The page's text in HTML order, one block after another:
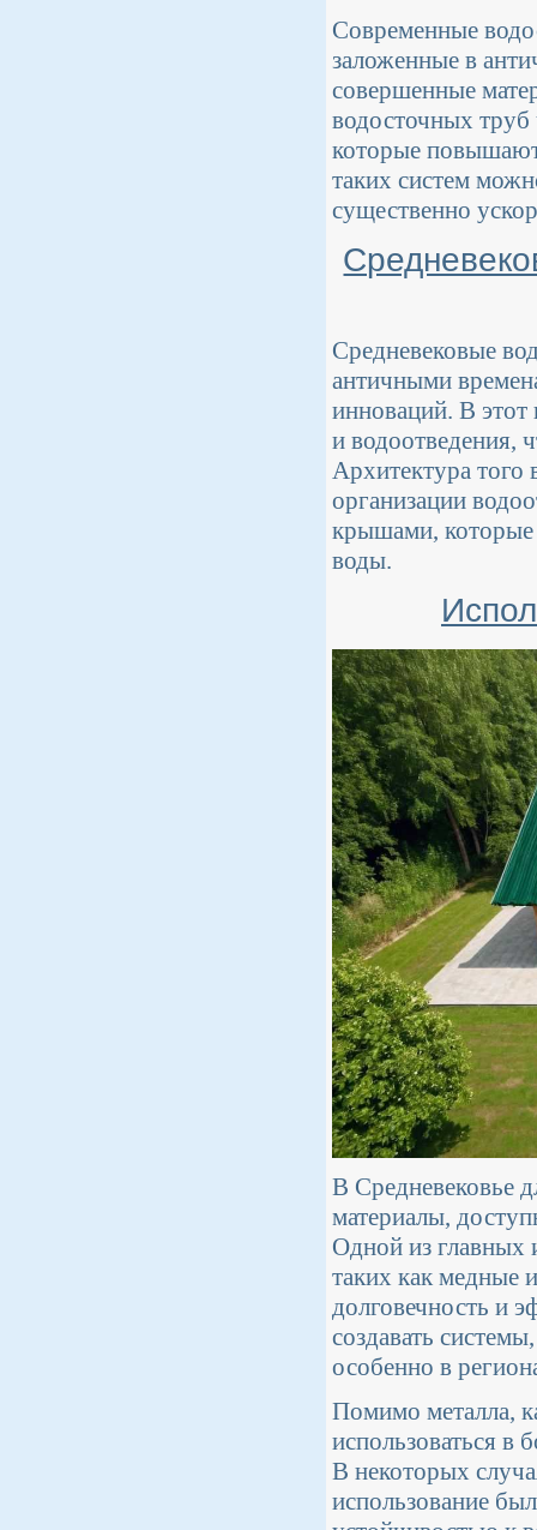
Современные
заложенные в
совершенные
водосточных труб
которые
таких систем
существенно
Средневековые
античными
инноваций. В
и водоотведения,
Архитектура того
организации
крышами, которые
воды.
В Средневековье
материалы,
Одной из главных
таких как медные
долговечность и
создавать
особенно в
Помимо металла,
использоваться в
В некоторых
использование